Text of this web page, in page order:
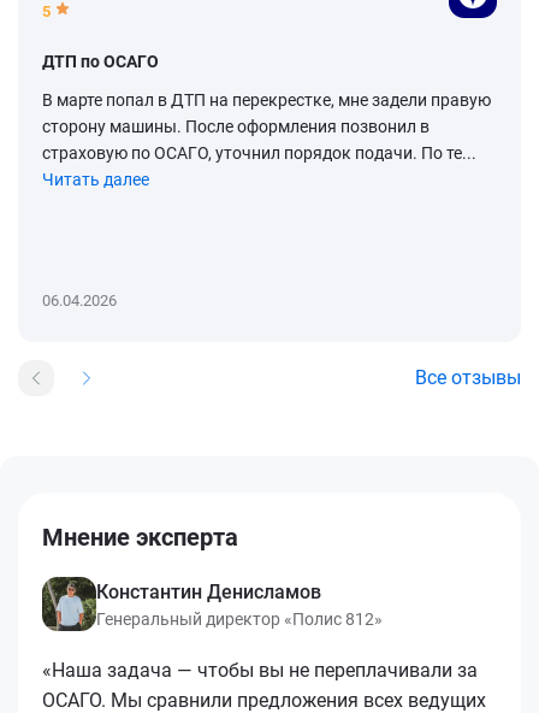
5
ДТП по ОСАГО
В марте попал в ДТП на перекрестке, мне задели правую
сторону машины. После оформления позвонил в
страховую по ОСАГО, уточнил порядок подачи. По те...
Читать далее
06.04.2026
Все отзывы
Мнение эксперта
Константин Денисламов
Генеральный директор «Полис 812»
«Наша задача — чтобы вы не переплачивали за
ОСАГО. Мы сравнили предложения всех ведущих